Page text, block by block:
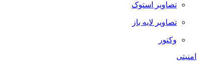
تصاویر استوک
تصاویر لایه باز
وکتور
امنیتی